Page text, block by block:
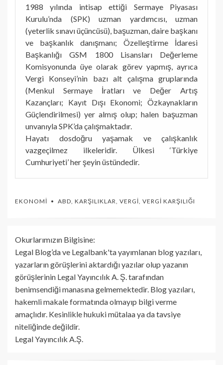
1988 yılında intisap ettiği Sermaye Piyasası
Kurulu’nda (SPK) uzman yardımcısı, uzman
(yeterlik sınavı üçüncüsü), başuzman, daire başkanı
ve başkanlık danışmanı; Özelleştirme İdaresi
Başkanlığı GSM 1800 Lisansları Değerleme
Komisyonunda üye olarak görev yapmış, ayrıca
Vergi Konseyi’nin bazı alt çalışma gruplarında
(Menkul Sermaye İratları ve Değer Artış
Kazançları; Kayıt Dışı Ekonomi; Özkaynakların
Güçlendirilmesi) yer almış olup; halen başuzman
unvanıyla SPK’da çalışmaktadır.
Hayatı dosdoğru yaşamak ve çalışkanlık
vazgeçilmez ilkeleridir. Ülkesi ‘Türkiye
Cumhuriyeti’ her şeyin üstündedir.
EKONOMI ABD KARŞILIKLAR VERGI VERGI KARŞILIĞI
Okurlarımızın Bilgisine:
Legal Blog’da ve Legalbank'ta yayımlanan blog yazıları,
yazarların görüşlerini aktardığı yazılar olup yazanın
görüşlerinin Legal Yayıncılık A. Ş. tarafından
benimsendiği manasına gelmemektedir. Blog yazıları,
hakemli makale formatında olmayıp bilgi verme
amaçlıdır. Kesinlikle hukuki mütalaa ya da tavsiye
niteliğinde değildir.
Legal Yayıncılık A.Ş.